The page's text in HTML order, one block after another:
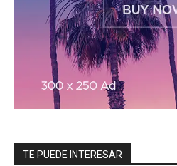
TE PUEDE INTERESAR